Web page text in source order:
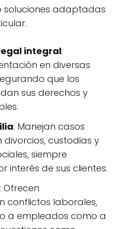
soluciones adaptadas
integral:
en diversas
que los
sus derechos y
: Manejan casos
custodias y
siempre
interés de sus clientes.
: Ofrecen
conflictos laborales,
a empleados como a